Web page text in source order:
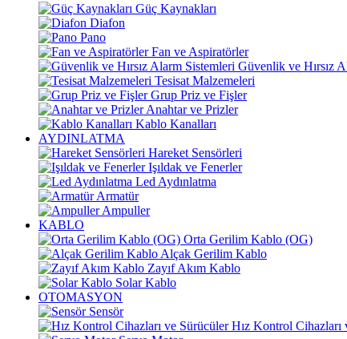
Güç Kaynakları
Diafon
Pano
Fan ve Aspiratörler
Güvenlik ve Hırsız
Tesisat Malzemeleri
Grup Priz ve Fişler
Anahtar ve Prizler
Kablo Kanalları
AYDINLATMA
Hareket Sensörleri
Işıldak ve Fenerler
Led Aydınlatma
Armatür
Ampuller
KABLO
Orta Gerilim Kablo (OG)
Alçak Gerilim Kablo
Zayıf Akım Kablo
Solar Kablo
OTOMASYON
Sensör
Hız Kontrol Cihazları